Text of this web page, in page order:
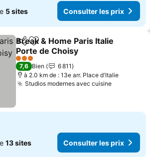
5 sites Consulter les prix
PartagerAjouter à mes favoris
Break & Home Paris Italie
Porte de Choisy
3 Étoiles
7,6 Bien
6 811
à 2.0 km de : 13e arr. Place d'Italie
Studios modernes avec cuisine
13 sites Consulter les prix